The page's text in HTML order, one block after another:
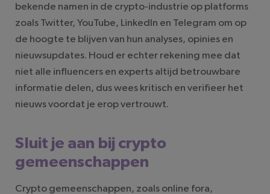
bekende namen in de crypto-industrie op platforms
zoals Twitter, YouTube, LinkedIn en Telegram om op
de hoogte te blijven van hun analyses, opinies en
nieuwsupdates. Houd er echter rekening mee dat
niet alle influencers en experts altijd betrouwbare
informatie delen, dus wees kritisch en verifieer het
nieuws voordat je erop vertrouwt.
Sluit je aan bij crypto
gemeenschappen
Crypto gemeenschappen, zoals online fora,